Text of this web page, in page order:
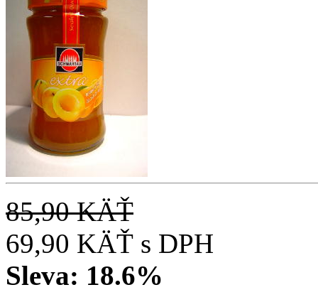
85,90 KÄŤ
69,90 KÄŤ s DPH
Sleva: 18.6%